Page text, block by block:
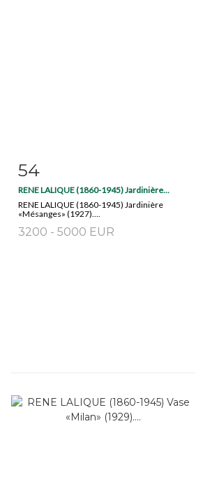
Item detail
54
RENE LALIQUE (1860-1945) Jardinière...
RENE LALIQUE (1860-1945) Jardinière
«Mésanges» (1927)....
3200 - 5000 EUR